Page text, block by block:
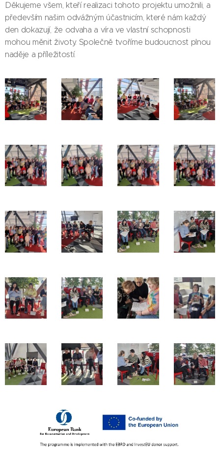
Děkujeme všem, kteří realizaci tohoto projektu umožnili, a
především našim odvážným účastnicím, které nám každý
den dokazují, že odvaha a víra ve vlastní schopnosti
mohou měnit životy. Společně tvoříme budoucnost plnou
naděje a příležitostí.